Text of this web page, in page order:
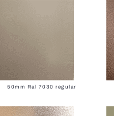
50mm Ral 7030 regular